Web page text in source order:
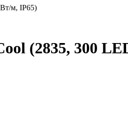
м, IP65)
(2835, 300